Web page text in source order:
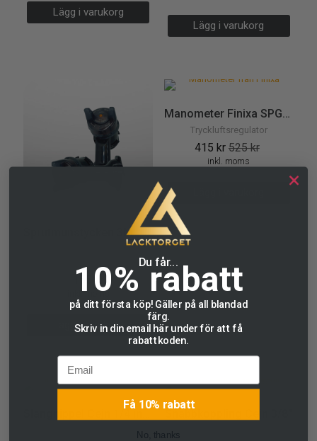
Lägg i varukorg
Lägg i varukorg
Sprutmunstycken 3M™ Performance Gravity Fine Finish
Sprutmunstycken till 3M™
kr
inkl. moms
Lägg i varukorg
Manometer Finixa SPG920
Tryckluftsregulator
415 kr 525kr
inkl. moms
Du får...
10% rabatt
på ditt första köp! Gäller på all blandad
färg.
Skriv in din email här under för att få
rabattkoden.
Email
Få 10% rabatt
No, thanks